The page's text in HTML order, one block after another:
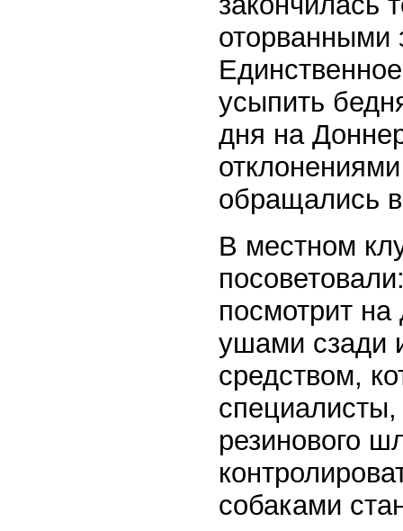
оторванными
усыпить
дня на
обращались в
В местном
посмотрит на
ушами сзади
средством,
специалисты,
резинового
собаками